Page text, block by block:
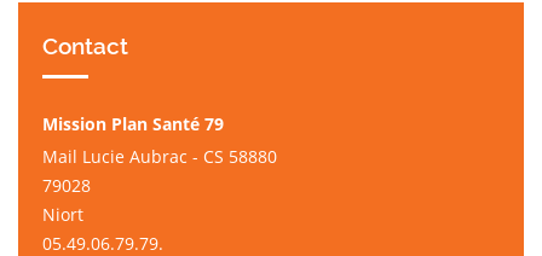
Contact
Mission Plan Santé 79
Mail Lucie Aubrac - CS 58880
79028
Niort
05.49.06.79.79.